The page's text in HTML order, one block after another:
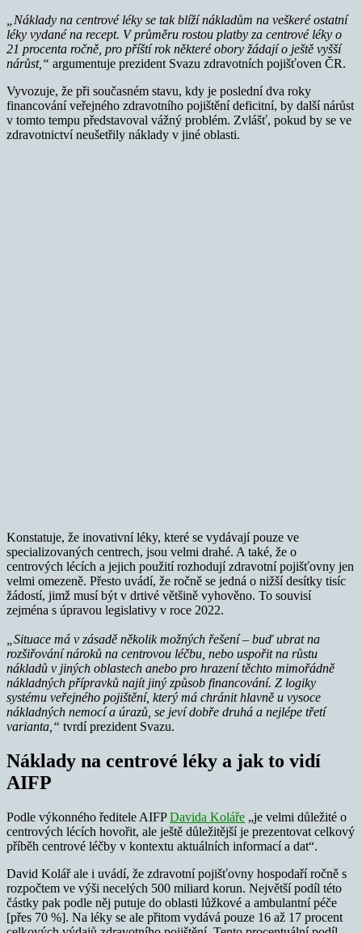
„Náklady na centrové léky se tak blíží nákladům na veškeré ostatní
léky vydané na recept. V průměru rostou platby za centrové léky o
21 procenta ročně, pro příští rok některé obory žádají o ještě vyšší
nárůst,“ argumentuje prezident Svazu zdravotních pojišťoven ČR.
Vyvozuje, že při současném stavu, kdy je poslední dva roky
financování veřejného zdravotního pojištění deficitní, by další nárůst
v tomto tempu představoval vážný problém. Zvlášť, pokud by se ve
zdravotnictví neušetřily náklady v jiné oblasti.
Konstatuje, že inovativní léky, které se vydávají pouze ve
specializovaných centrech, jsou velmi drahé. A také, že o
centrových lécích a jejich použití rozhodují zdravotní pojišťovny jen
velmi omezeně. Přesto uvádí, že ročně se jedná o nižší desítky tisíc
žádostí, jimž musí být v drtivé většině vyhověno. To souvisí
zejména s úpravou legislativy v roce 2022.
„Situace má v zásadě několik možných řešení – buď ubrat na
rozšiřování nároků na centrovou léčbu, nebo uspořit na růstu
nákladů v jiných oblastech anebo pro hrazení těchto mimořádně
nákladných přípravků najít jiný způsob financování. Z logiky
systému veřejného pojištění, který má chránit hlavně u vysoce
nákladných nemocí a úrazů, se jeví dobře druhá a nejlépe třetí
varianta,“ tvrdí prezident Svazu.
Náklady na centrové léky a jak to vidí
AIFP
Podle výkonného ředitele AIFPDavida Koláře „je velmi důležité o
centrových lécích hovořit, ale ještě důležitější je prezentovat celkový
příběh centrové léčby v kontextu aktuálních informací a dat“.
David Kolář ale i uvádí, že zdravotní pojišťovny hospodaří ročně s
rozpočtem ve výši necelých 500 miliard korun. Největší podíl této
částky pak podle něj putuje do oblasti lůžkové a ambulantní péče
[přes 70 %]. Na léky se ale přitom vydává pouze 16 až 17 procent